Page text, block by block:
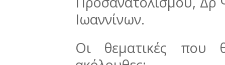
Ιωαννίνων.
Οι θεματικές που